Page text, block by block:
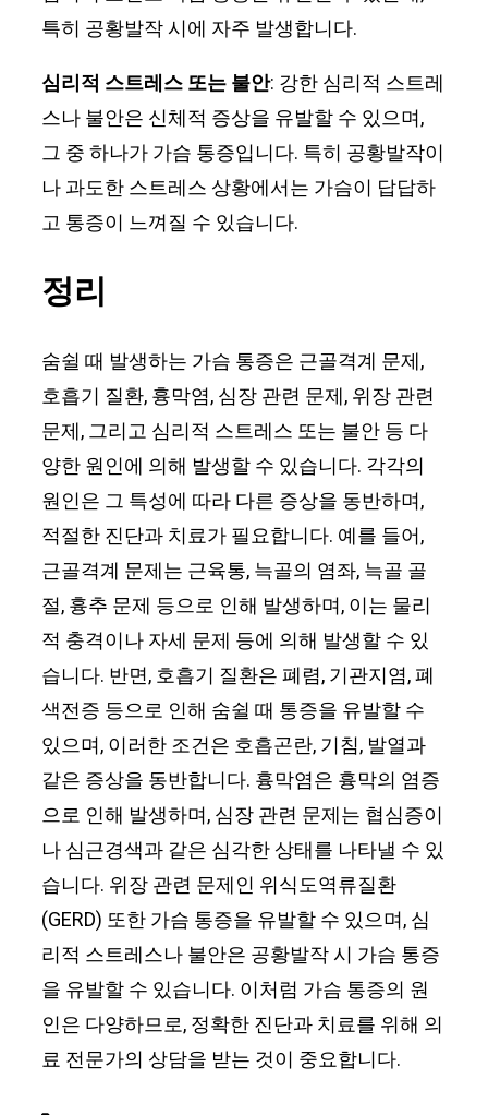
특히 공황발작 시에 자주 발생합니다.
심리적 스트레스 또는 불안: 강한 심리적 스트레
스나 불안은 신체적 증상을 유발할 수 있으며,
그 중 하나가 가슴 통증입니다. 특히 공황발작이
나 과도한 스트레스 상황에서는 가슴이 답답하
고 통증이 느껴질 수 있습니다.
정리
숨쉴 때 발생하는 가슴 통증은 근골격계 문제,
호흡기 질환, 흉막염, 심장 관련 문제, 위장 관련
문제, 그리고 심리적 스트레스 또는 불안 등 다
양한 원인에 의해 발생할 수 있습니다. 각각의
원인은 그 특성에 따라 다른 증상을 동반하며,
적절한 진단과 치료가 필요합니다. 예를 들어,
근골격계 문제는 근육통, 늑골의 염좌, 늑골 골
절, 흉추 문제 등으로 인해 발생하며, 이는 물리
적 충격이나 자세 문제 등에 의해 발생할 수 있
습니다. 반면, 호흡기 질환은 폐렴, 기관지염, 폐
색전증 등으로 인해 숨쉴 때 통증을 유발할 수
있으며, 이러한 조건은 호흡곤란, 기침, 발열과
같은 증상을 동반합니다. 흉막염은 흉막의 염증
으로 인해 발생하며, 심장 관련 문제는 협심증이
나 심근경색과 같은 심각한 상태를 나타낼 수 있
습니다. 위장 관련 문제인 위식도역류질환
(GERD) 또한 가슴 통증을 유발할 수 있으며, 심
리적 스트레스나 불안은 공황발작 시 가슴 통증
을 유발할 수 있습니다. 이처럼 가슴 통증의 원
인은 다양하므로, 정확한 진단과 치료를 위해 의
료 전문가의 상담을 받는 것이 중요합니다.